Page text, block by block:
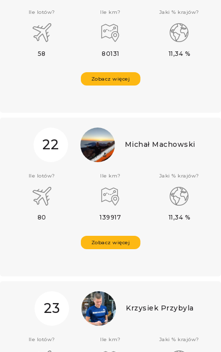
Zobacz więcej
Ile lotów?
58
Ile km?
80131
Jaki % krajów?
11,34 %
22 Michał Machowski
Zobacz więcej
Ile lotów?
80
Ile km?
139917
Jaki % krajów?
11,34 %
23 Krzysiek Przybyla
Ile lotów? Ile km? Jaki % krajów?